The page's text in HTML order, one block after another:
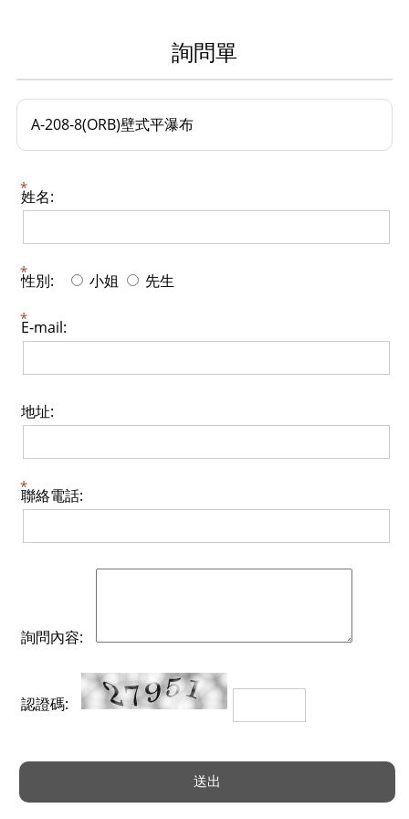
詢問單
A-208-8(ORB)壁式平瀑布
姓名:
性別: 小姐 先生
E-mail:
地址:
聯絡電話:
詢問內容:
認證碼: